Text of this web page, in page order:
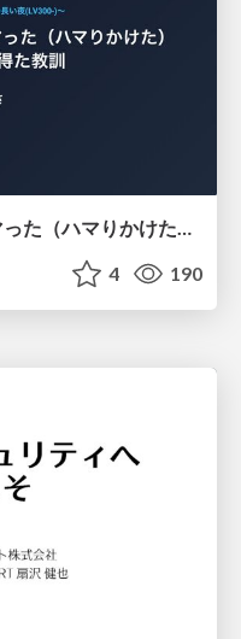
AWS ネットワーク構築でハマった（ハマりかけた） 5選とそこから得た教訓
4 190